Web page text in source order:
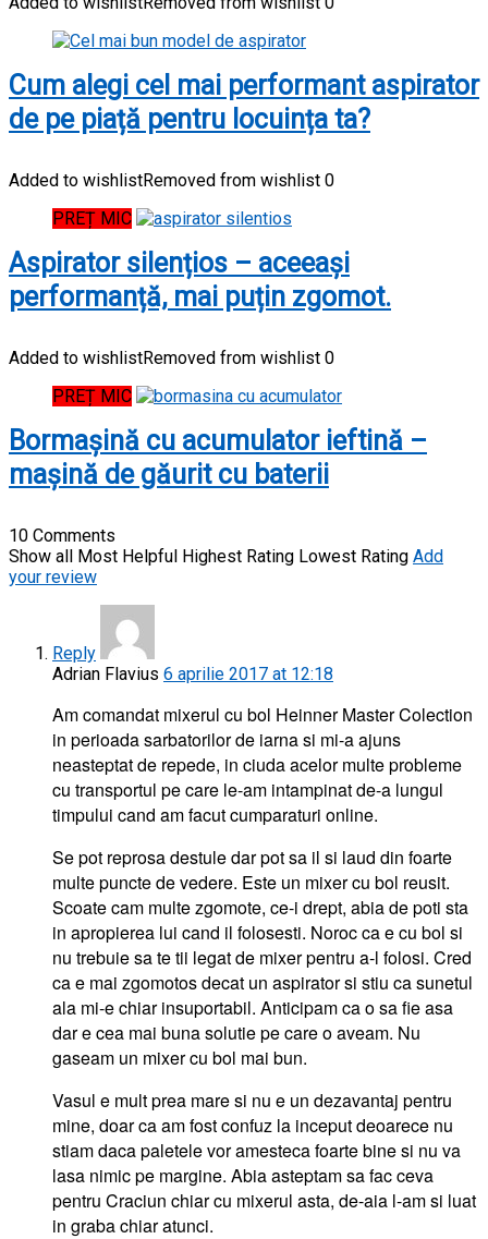
Cum alegi cel mai performant aspirator
de pe piață pentru locuința ta?
Added to wishlistRemoved from wishlist 0
PREȚ MIC
Aspirator silențios – aceeași
performanță, mai puțin zgomot.
Added to wishlistRemoved from wishlist 0
PREȚ MIC
Bormașină cu acumulator ieftină –
mașină de găurit cu baterii
10 Comments
Show all Most Helpful Highest Rating Lowest Rating Add
your review
Reply
Adrian Flavius 6 aprilie 2017 at 12:18
Am comandat mixerul cu bol Heinner Master Colection
in perioada sarbatorilor de iarna si mi-a ajuns
neasteptat de repede, in ciuda acelor multe probleme
cu transportul pe care le-am intampinat de-a lungul
timpului cand am facut cumparaturi online.
Se pot reprosa destule dar pot sa il si laud din foarte
multe puncte de vedere. Este un mixer cu bol reusit.
Scoate cam multe zgomote, ce-i drept, abia de poti sta
in apropierea lui cand il folosesti. Noroc ca e cu bol si
nu trebuie sa te tii legat de mixer pentru a-l folosi. Cred
ca e mai zgomotos decat un aspirator si stiu ca sunetul
ala mi-e chiar insuportabil. Anticipam ca o sa fie asa
dar e cea mai buna solutie pe care o aveam. Nu
gaseam un mixer cu bol mai bun.
Vasul e mult prea mare si nu e un dezavantaj pentru
mine, doar ca am fost confuz la inceput deoarece nu
stiam daca paletele vor amesteca foarte bine si nu va
lasa nimic pe margine. Abia asteptam sa fac ceva
pentru Craciun chiar cu mixerul asta, de-aia l-am si luat
in graba chiar atunci.